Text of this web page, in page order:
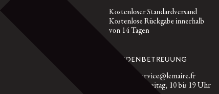
Kostenloser Standardversand
Kostenlose Rückgabe innerhalb
von 14 Tagen
KUNDENBETREUUNG
customerservice@lemaire.fr
Montag bis Freitag, 10 bis 19 Uhr